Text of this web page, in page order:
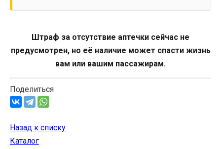
Штраф за отсутствие аптечки сейчас не
предусмотрен, но её наличие может спасти жизнь
вам или вашим пассажирам.
Поделиться
Назад к списку
Каталог